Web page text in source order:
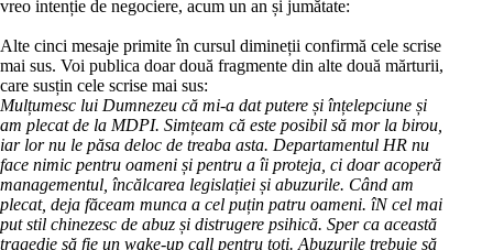
vreo intenție de negociere, acum un an și jumătate:
Alte cinci mesaje primite în cursul dimineții confirmă cele scrise
mai sus. Voi publica doar două fragmente din alte două mărturii,
care susțin cele scrise mai sus:
Mulțumesc lui Dumnezeu că mi-a dat putere și înțelepciune și
am plecat de la MDPI. Simțeam că este posibil să mor la birou,
iar lor nu le păsa deloc de treaba asta. Departamentul HR nu
face nimic pentru oameni și pentru a îi proteja, ci doar acoperă
managementul, încălcarea legislației și abuzurile. Când am
plecat, deja făceam munca a cel puțin patru oameni. îN cel mai
put stil chinezesc de abuz și distrugere psihică. Sper ca această
tragedie să fie un wake-up call pentru toți. Abuzurile trebuie să